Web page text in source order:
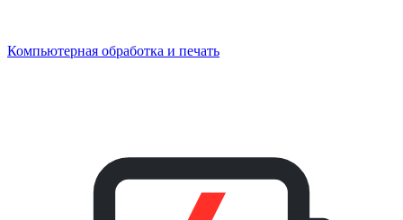
Компьютерная обработка и печать